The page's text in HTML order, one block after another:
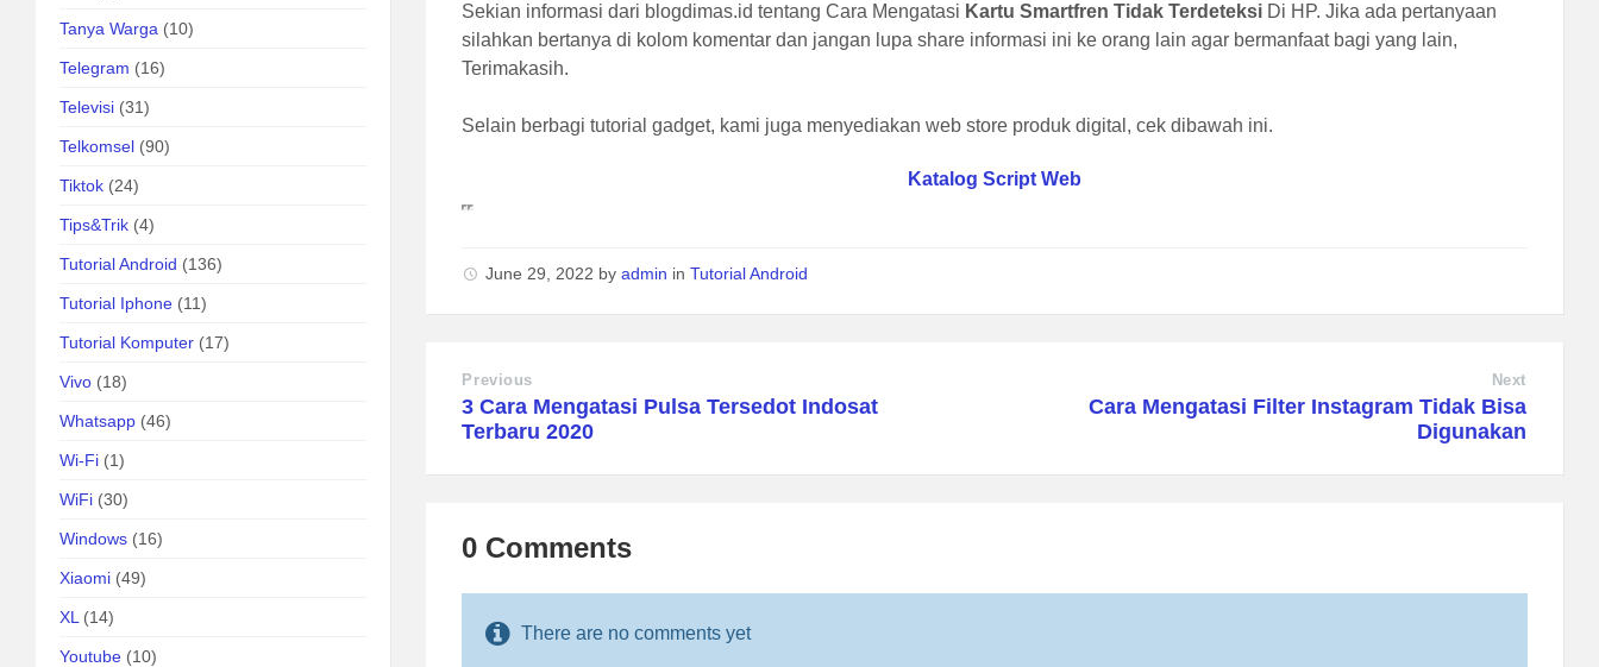
Sekian informasi dari blogdimas.id tentang Cara Mengatasi Kartu Smartfren Tidak Terdeteksi Di HP. Jika ada pertanyaan
silahkan bertanya di kolom komentar dan jangan lupa share informasi ini ke orang lain agar bermanfaat bagi yang lain,
Terimakasih.
Selain berbagi tutorial gadget, kami juga menyediakan web store produk digital, cek dibawah ini.
Katalog Script Web
June 29, 2022 byadmin inTutorial Android
Previous
3 Cara Mengatasi Pulsa Tersedot Indosat
Terbaru 2020
Next
Cara Mengatasi Filter Instagram Tidak Bisa
Digunakan
0 Comments
There are no comments yet
Tanya Warga (10)
Telegram (16)
Televisi (31)
Telkomsel (90)
Tiktok (24)
Tips&Trik (4)
Tutorial Android (136)
Tutorial Iphone (11)
Tutorial Komputer (17)
Vivo (18)
Whatsapp (46)
Wi-Fi (1)
WiFi (30)
Windows (16)
Xiaomi (49)
XL (14)
Youtube (10)